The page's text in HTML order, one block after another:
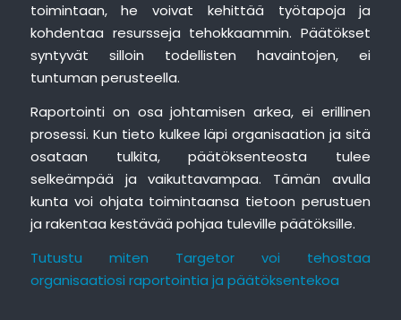
toimintaan, he voivat kehittää työtapoja ja
kohdentaa resursseja tehokkaammin. Päätökset
syntyvät silloin todellisten havaintojen, ei
tuntuman perusteella.
Raportointi on osa johtamisen arkea, ei erillinen
prosessi. Kun tieto kulkee läpi organisaation ja sitä
osataan tulkita, päätöksenteosta tulee
selkeämpää ja vaikuttavampaa. Tämän avulla
kunta voi ohjata toimintaansa tietoon perustuen
ja rakentaa kestävää pohjaa tuleville päätöksille.
Tutustu miten Targetor voi tehostaa
organisaatiosi raportointia ja päätöksentekoa